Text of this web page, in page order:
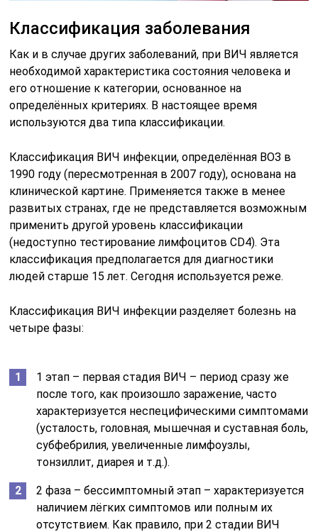
Классификация заболевания
Как и в случае других заболеваний, при ВИЧ является
необходимой характеристика состояния человека и
его отношение к категории, основанное на
определённых критериях. В настоящее время
используются два типа классификации.
Классификация ВИЧ инфекции, определённая ВОЗ в
1990 году (пересмотренная в 2007 году), основана на
клинической картине. Применяется также в менее
развитых странах, где не представляется возможным
применить другой уровень классификации
(недоступно тестирование лимфоцитов CD4). Эта
классификация предполагается для диагностики
людей старше 15 лет. Сегодня используется реже.
Классификация ВИЧ инфекции разделяет болезнь на
четыре фазы:
1 этап – первая стадия ВИЧ – период сразу же
после того, как произошло заражение, часто
характеризуется неспецифическими симптомами
(усталость, головная, мышечная и суставная боль,
субфебрилия, увеличенные лимфоузлы,
тонзиллит, диарея и т.д.).
2 фаза – бессимптомный этап – характеризуется
наличием лёгких симптомов или полным их
отсутствием. Как правило, при 2 стадии ВИЧ